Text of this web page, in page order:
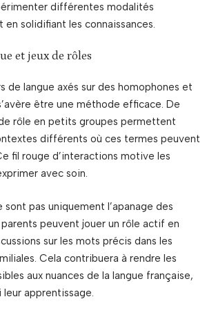
différentes modalités
en solidifiant les connaissances.
et jeux de rôles
de langue axés sur des homophones et
être une méthode efficace. De
rôle en petits groupes permettent
différents où ces termes peuvent
fil rouge d’interactions motive les
avec soin.
pas uniquement l’apanage des
peuvent jouer un rôle actif en
sur les mots précis dans les
Cela contribuera à rendre les
aux nuances de la langue française,
apprentissage.